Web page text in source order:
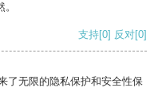
支持[0] 反对[0]
了无限的隐私保护和安全性保